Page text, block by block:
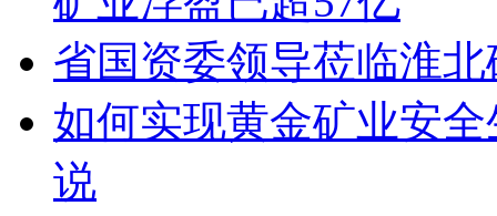
省国资委领导莅临淮
如何实现黄金矿业安
说